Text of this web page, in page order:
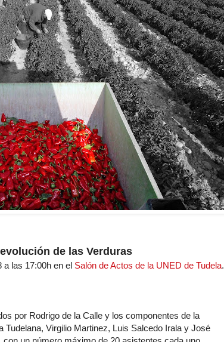
de las Verduras
a las 17:00h en el Salón de Actos de la UNED de Tudela.
por Rodrigo de la Calle y los componentes de la
Tudelana, Virgilio Martinez, Luis Salcedo Irala y José